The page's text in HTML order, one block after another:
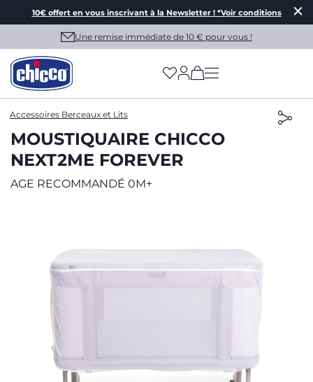
10€ offert en vous inscrivant à la Newsletter ! *Voir conditions
Une remise immédiate de 10 € pour vous !
(has more options
Accessoires Berceaux et Lits
MOUSTIQUAIRE CHICCO
NEXT2ME FOREVER
AGE RECOMMANDÉ 0M+